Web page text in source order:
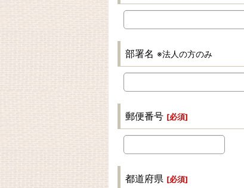
部署名 ※法人の方のみ
郵便番号 [必須]
都道府県 [必須]